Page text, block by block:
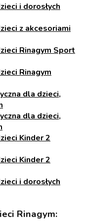
i dorosłych
z akcesoriami
Rinagym Sport
Rinagym
dla dzieci,
dla dzieci,
Kinder 2
Kinder 2
i dorosłych
Rinagym: